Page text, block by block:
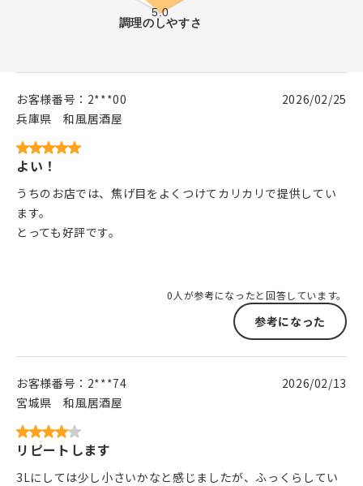
お客様番号： 2***00
兵庫県
和風居酒屋
2026/02/25
よい！
うちのお店では、焦げ目をよくつけてカリカリで提供してい
ます。
とっても好評です。
0人が参考になったと回答しています。
参考になった
お客様番号： 2***74
宮城県
和風居酒屋
2026/02/13
リピートします
3Lにしては少し小さいかなと感じましたが、ふっくらしてい